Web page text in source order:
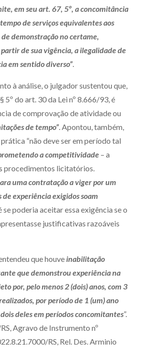
Diferenciais
Receba por RSS
Sete de Setembro, 4698
Curitiba/PR CEP 80240-000
(41) 2109-8666
(41) 98881-6616
em seu art. 67, 5º, a concomitância
de serviços equivalentes aos
demonstração no certame,
de sua vigência, a ilegalidade de
em sentido diverso”.
à análise, o julgador sustentou que,
5º do art. 30 da Lei nº 8.666/93, é
de comprovação de atividade ou
de tempo”. Apontou, também,
“não deve ser em período tal
a competitividade – a
procedimentos licitatórios.
uma contratação a viger por um
de experiência exigidos soam
se poderia aceitar essa exigência se o
justificativas razoáveis
que houveinabilitação
que demonstrou experiência na
por, pelo menos 2 (dois) anos, com 3
por período de 1 (um) ano
deles em períodos concomitantes”.
Agravo de Instrumento nº
RS, Rel. Des. Arminio